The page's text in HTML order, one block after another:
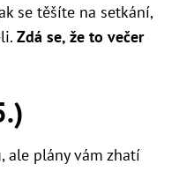
se těšíte na setkání,
Zdá se, že to večer
ale plány vám zhatí